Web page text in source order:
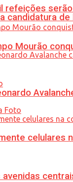
candidatura
refeições
Mourão
Foto
celulares
avenidas